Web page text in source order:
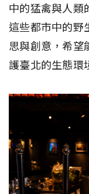
中的猛禽與人類
這些都市中的野
思與創意，希望
護臺北的生態環